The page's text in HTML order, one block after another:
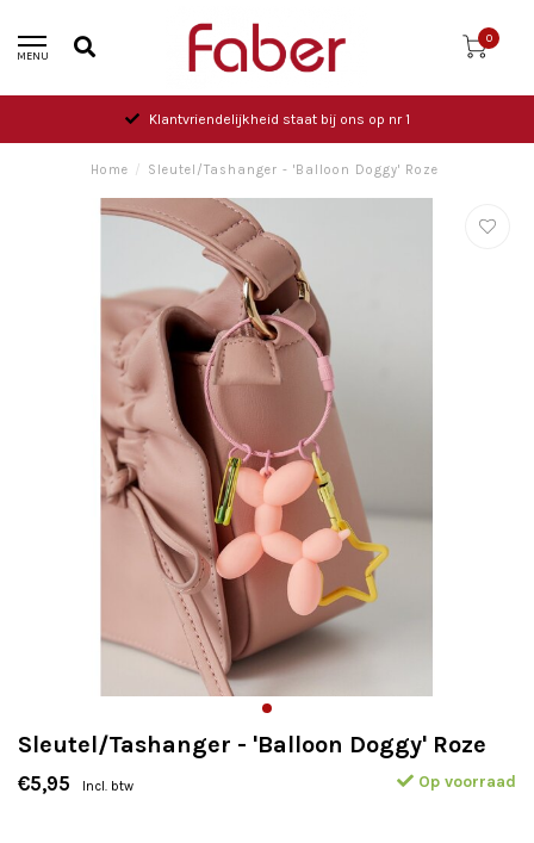
MENU
0
Klantvriendelijkheid staat bij ons op nr 1
Home / Sleutel/Tashanger - 'Balloon Doggy' Roze
Sleutel/Tashanger - 'Balloon Doggy' Roze
€5,95 Incl. btw Op voorraad